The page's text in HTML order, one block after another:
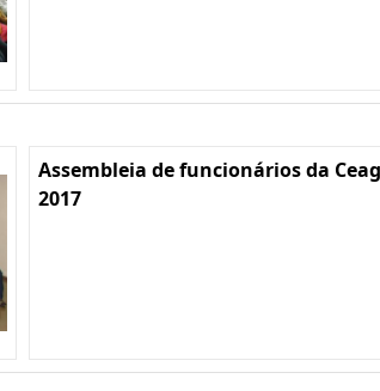
Assembleia de funcionários da
2017